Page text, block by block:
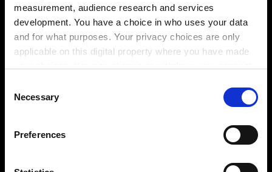
measurement, audience research and services
development. You have a choice in who uses your data
and for what purposes. Your privacy choices are only
applicable on this digital property where you have made
the Privacy trigger icon.
Collect information about your geographical
Selection
Necessary
Preferences